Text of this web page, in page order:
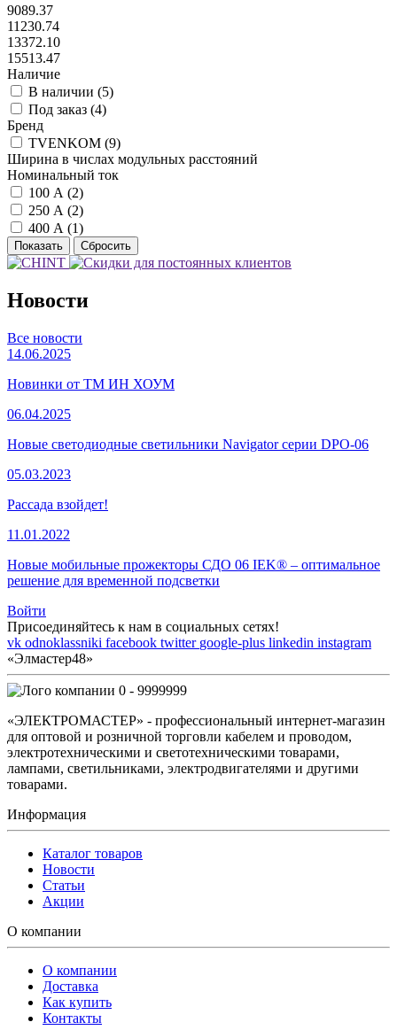
9089.37
11230.74
13372.10
15513.47
Наличие
В наличии (5)
Под заказ (4)
Бренд
TVENKOM (9)
Ширина в числах модульных расстояний
Номинальный ток
100 А (2)
250 А (2)
400 А (1)
Новости
Все новости
14.06.2025
Новинки от ТМ ИН ХОУМ
06.04.2025
Новые светодиодные светильники Navigator серии DPO-06
05.03.2023
Рассада взойдет!
11.01.2022
Новые мобильные прожекторы СДО 06 IEK® – оптимальное
решение для временной подсветки
Войти
Присоединяйтесь к нам в социальных сетях!
vk odnoklassniki facebook twitter google-plus linkedin instagram
«Элмастер48»
0 - 9999999
«ЭЛЕКТРОМАСТЕР» - профессиональный интернет-магазин
для оптовой и розничной торговли кабелем и проводом,
электротехническими и светотехническими товарами,
лампами, светильниками, электродвигателями и другими
товарами.
Информация
Каталог товаров
Новости
Статьи
Акции
О компании
О компании
Доставка
Как купить
Контакты